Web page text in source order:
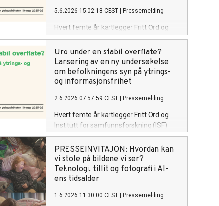
5.6.2026 15:02:18 CEST Pressemelding
Hvert femte år kartlegger Fritt Ord og
Institutt for samfunnsforskning (ISF)
synet på ytringsfrihet i Norge. Hvordan
ser nordmenn på ytringsfrihet i dag? Ny
forskningsrapport gir svar. Fritt Ord og
ISF inviterer til lansering av
og samtale om funnene mandag 8. juni
2026 kl. 9.00–11.00 i Fritt Ords lokaler i
Uranienborgveien 2, Oslo.
Uro under en stabil overflate?
Lansering av en ny undersøkelse
om befolkningens syn på ytrings-
og informasjonsfrihet
2.6.2026 07:57:59 CEST Pressemelding
Hvert femte år kartlegger Fritt Ord og
Institutt for samfunnsforskning (ISF)
synet på ytringsfrihet i Norge. Hvordan
ser nordmenn på ytringsfrihet i dag? Ny
forskningsrapport gir svar. Fritt Ord og
ISF inviterer til lansering av
rapporten Uro under en stabil overflate?
2026 kl. 9.00–11.00 i Fritt Ords lokaler i
PRESSEINVITAJON: Hvordan kan
vi stole på bildene vi ser?
Teknologi, tillit og fotografi i AI-
ens tidsalder
1.6.2026 11:30:00 CEST Pressemelding